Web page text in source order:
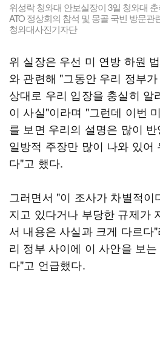
위성락 청와대 안보실장이 3일 청와대
ATO 정상회의 참석 및 몽골 국빈 방문관
청와대사진기자단
위 실장은 우선 미 연방 하원
와 관련해 "그동안 우리 정부
상대로 우리 입장을 충실히 알
이 사실"이라며 "그런데 이번
를 보면 우리의 설명은 많이
일방적 주장만 많이 나와 있어
다"고 했다.
그러면서 "이 조사가 차별적이
지고 있다거나 부당한 규제가
서 내용은 사실과 크게 다르다
리 정부 사이에 이 사안을 보
다"고 언급했다.